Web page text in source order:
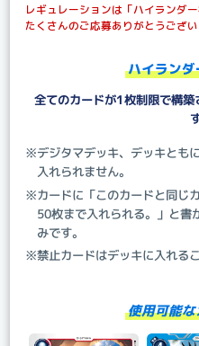
レギュレーションは「ハイランダ
たくさんのご応募ありがとうござい
ハイラン
全てのカードが1枚制限で構
※デジタマデッキ、デッキとも
入れられません。
※カードに「このカードと同じ
50枚まで入れられる。」と書
みです。
※禁止カードはデッキに入れる
使用可能